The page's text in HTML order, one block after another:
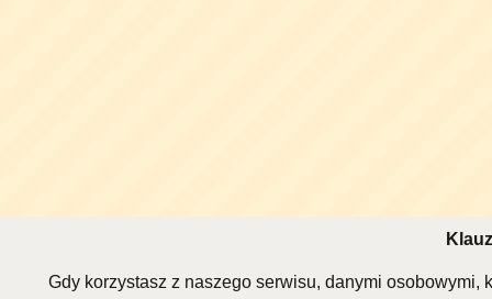
Gdy korzystasz z naszego serwisu, danymi osobowymi,